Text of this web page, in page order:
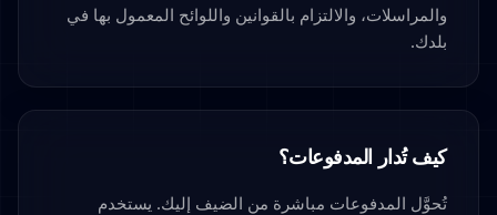
والمراسلات، والالتزام بالقوانين واللوائح المعمول بها في
بلدك.
كيف تُدار المدفوعات؟
تُحوَّل المدفوعات مباشرة من الضيف إليك. يستخدم